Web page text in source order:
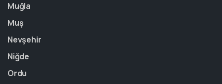
Muğla
Muş
Nevşehir
Niğde
Ordu